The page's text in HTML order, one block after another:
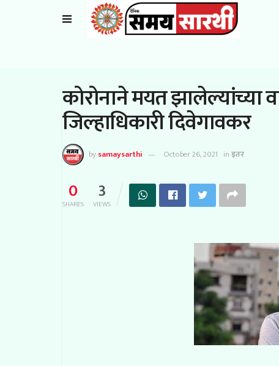
कोरोनाने मयत झालेल्यांच्या
जिल्हाधिकारी दिवेगावकर
bysamaysarthi October 26, 2021 inइतर
0
SHARES 3
VIEWS